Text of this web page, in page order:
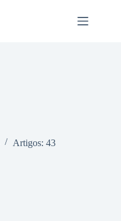
Artigos: 43